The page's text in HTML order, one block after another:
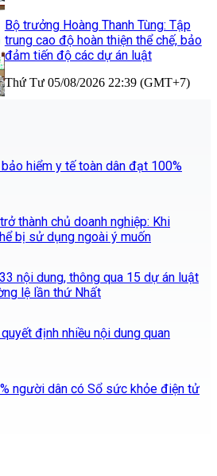
Bộ trưởng Hoàng Thanh Tùng: Tập
trung cao độ hoàn thiện thể chế, bảo
đảm tiến độ các dự án luật
Thứ Tư 05/08/2026 22:39 (GMT+7)
hiểm y tế toàn dân đạt 100%
thành chủ doanh nghiệp: Khi
bị sử dụng ngoài ý muốn
nội dung, thông qua 15 dự án luật
lệ lần thứ Nhất
định nhiều nội dung quan
người dân có Sổ sức khỏe điện tử